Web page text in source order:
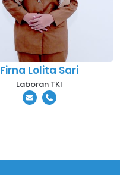
Firna Lolita Sari
Laboran TKI